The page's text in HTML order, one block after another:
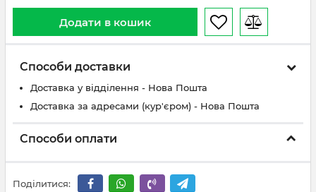
Додати в кошик
Способи доставки
Доставка у відділення - Нова Пошта
Доставка за адресами (кур'єром) - Нова Пошта
Способи оплати
Поділитися: